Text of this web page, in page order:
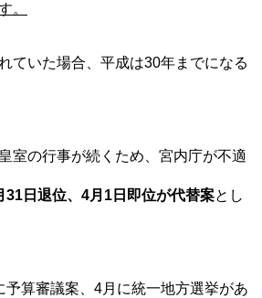
。
ていた場合、平成は30年までになる
室の行事が続くため、宮内庁が不適
31日退位、4月1日即位が代替案とし
予算審議案、4月に統一地方選挙があ